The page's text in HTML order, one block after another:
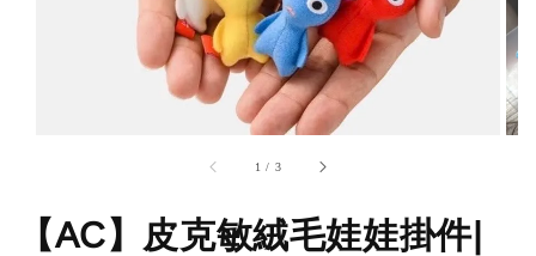
1 / 3
【AC】皮克敏絨毛娃娃掛件|